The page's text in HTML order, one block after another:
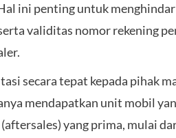
ini penting untuk
validitas nomor rekening
secara tepat kepada pihak
mendapatkan unit mobil
yang prima, mulai